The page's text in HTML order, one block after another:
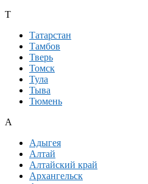
Т
Татарстан
Тамбов
Тверь
Томск
Тула
Тыва
Тюмень
А
Адыгея
Алтай
Алтайский край
Архангельск